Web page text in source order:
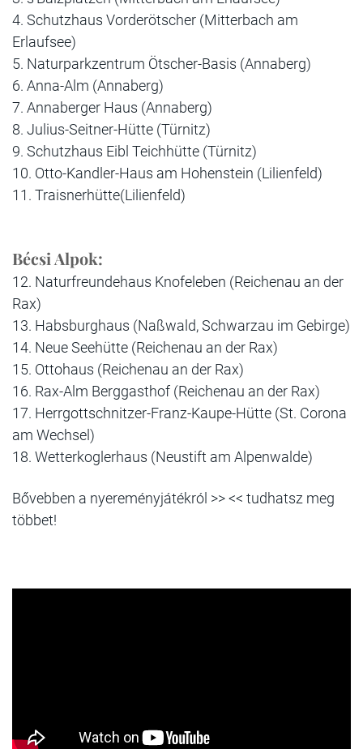
4. Schutzhaus Vorderötscher (Mitterbach am
Erlaufsee)
5. Naturparkzentrum Ötscher-Basis (Annaberg)
6. Anna-Alm (Annaberg)
7. Annaberger Haus (Annaberg)
8. Julius-Seitner-Hütte (Türnitz)
9. Schutzhaus Eibl Teichhütte (Türnitz)
10. Otto-Kandler-Haus am Hohenstein (Lilienfeld)
11. Traisnerhütte(Lilienfeld)
Bécsi Alpok:
12. Naturfreundehaus Knofeleben (Reichenau an der
Rax)
13. Habsburghaus (Naßwald, Schwarzau im Gebirge)
14. Neue Seehütte (Reichenau an der Rax)
15. Ottohaus (Reichenau an der Rax)
16. Rax-Alm Berggasthof (Reichenau an der Rax)
17. Herrgottschnitzer-Franz-Kaupe-Hütte (St. Corona
am Wechsel)
18. Wetterkoglerhaus (Neustift am Alpenwalde)
Bővebben a nyereményjátékról >> << tudhatsz meg
többet!